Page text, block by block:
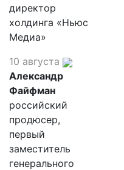
директор
холдинга «Ньюс
Медиа»
10 августа
Александр
Файфман
российский
продюсер,
первый
заместитель
генерального